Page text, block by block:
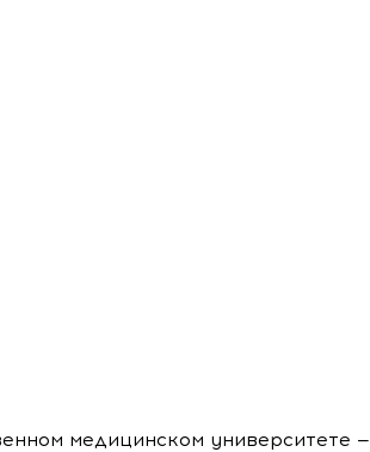
медицинском университете —